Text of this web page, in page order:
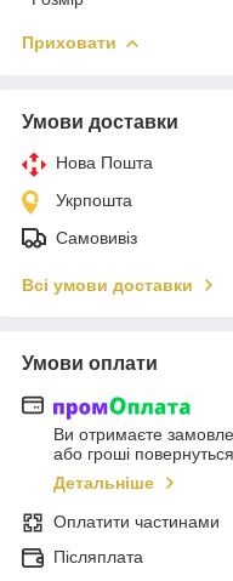
Приховати
Умови доставки
Нова Пошта
Укрпошта
Самовивіз
Всі умови доставки
Умови оплати
Ви отримаєте
або гроші
Детальніше
Оплатити частинами
Післяплата